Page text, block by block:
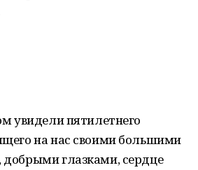
увидели пятилетнего
на нас своими большими
глазками, сердце